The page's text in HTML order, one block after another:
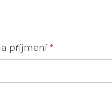
příjmení *